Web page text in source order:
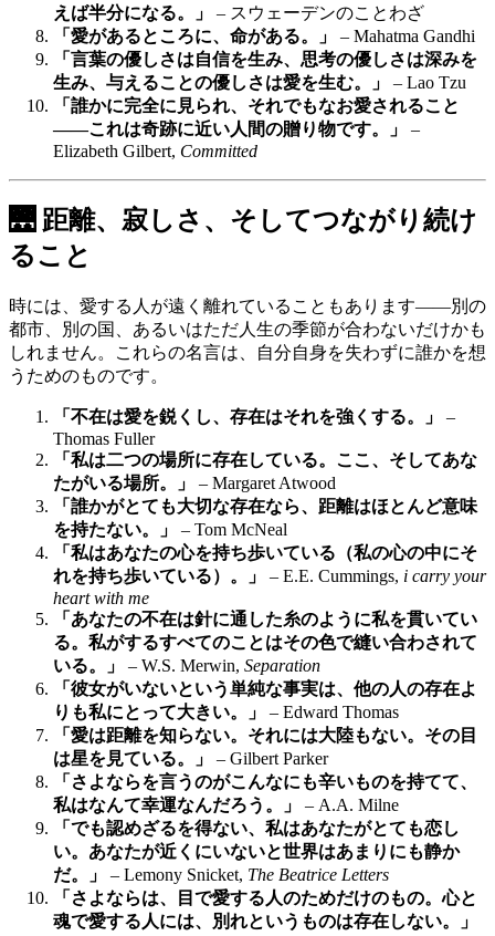
えば半分になる。」
– スウェーデンのことわざ
「愛があるところに、命がある。」
– Mahatma Gandhi
「言葉の優しさは自信を生み、思考の優しさは深みを
生み、与えることの優しさは愛を生む。」
– Lao Tzu
「誰かに完全に見られ、それでもなお愛されること
――これは奇跡に近い人間の贈り物です。」
–
Elizabeth Gilbert, Committed
🌉 距離、寂しさ、そしてつながり続け
ること
時には、愛する人が遠く離れていることもあります――別の
都市、別の国、あるいはただ人生の季節が合わないだけかも
しれません。これらの名言は、自分自身を失わずに誰かを想
うためのものです。
「不在は愛を鋭くし、存在はそれを強くする。」
–
Thomas Fuller
「私は二つの場所に存在している。ここ、そしてあな
たがいる場所。」
– Margaret Atwood
「誰かがとても大切な存在なら、距離はほとんど意味
を持たない。」
– Tom McNeal
「私はあなたの心を持ち歩いている（私の心の中にそ
れを持ち歩いている）。」
– E.E. Cummings, i carry your
heart with me
「あなたの不在は針に通した糸のように私を貫いてい
る。私がするすべてのことはその色で縫い合わされて
いる。」
– W.S. Merwin, Separation
「彼女がいないという単純な事実は、他の人の存在よ
りも私にとって大きい。」
– Edward Thomas
「愛は距離を知らない。それには大陸もない。その目
は星を見ている。」
– Gilbert Parker
「さよならを言うのがこんなにも辛いものを持てて、
私はなんて幸運なんだろう。」
– A.A. Milne
「でも認めざるを得ない、私はあなたがとても恋し
い。あなたが近くにいないと世界はあまりにも静か
だ。」
– Lemony Snicket, The Beatrice Letters
「さよならは、目で愛する人のためだけのもの。心と
魂で愛する人には、別れというものは存在しない。」